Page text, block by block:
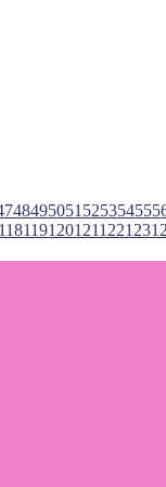
48495051 52535455
118119120121122123